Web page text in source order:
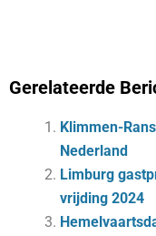
Gerelateerde
Klimmen-
Nederland
Lim­burg
vrij­ding 2024